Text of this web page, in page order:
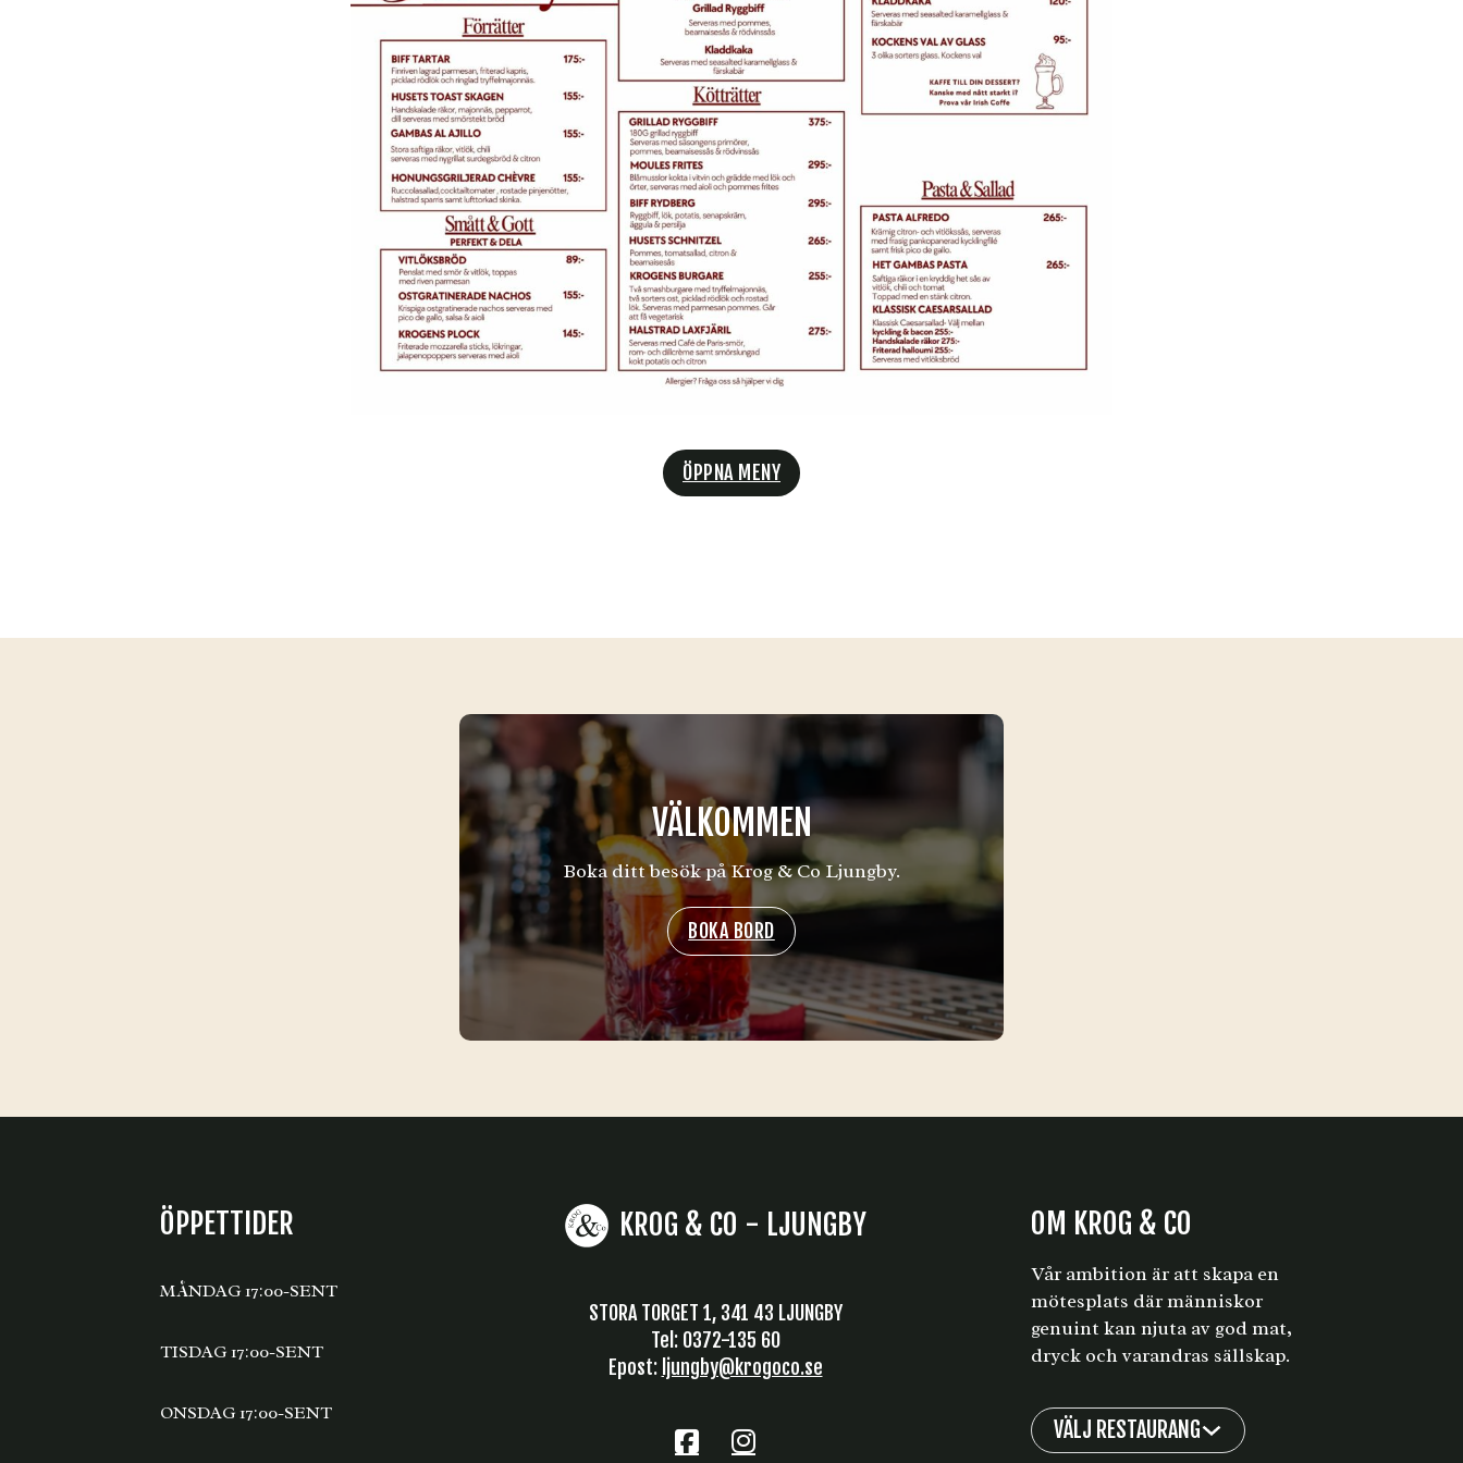
ÖPPNA MENY
VÄLKOMMEN
Boka ditt besök på Krog & Co Ljungby.
BOKA BORD
ÖPPETTIDER
MÅNDAG 17:00-SENT
TISDAG 17:00-SENT
ONSDAG 17:00-SENT
KROG & CO - LJUNGBY
STORA TORGET 1, 341 43 LJUNGBY
Tel: 0372-135 60
Epost: ljungby@krogoco.se
OM KROG & CO
Vår ambition är att skapa en
mötesplats där människor
genuint kan njuta av god mat,
dryck och varandras sällskap.
VÄLJ RESTAURANG